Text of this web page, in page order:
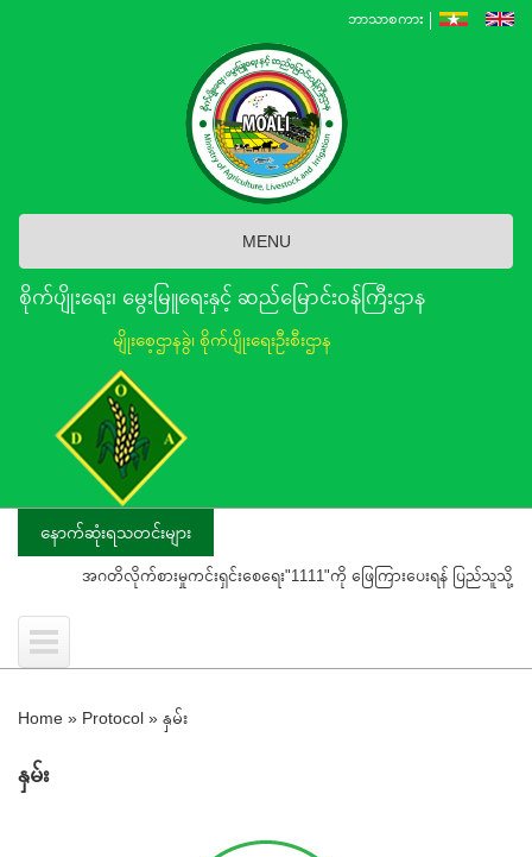
ဘာသာစကား
MENU
စိုက်ပျိုးရေး၊ မွေးမြူရေးနှင့် ဆည်မြောင်း၀န်ကြီးဌာန
မျိုးစေ့ဌာနခွဲ၊ စိုက်ပျိုးရေးဦးစီးဌာန
နောက်ဆုံးရသတင်းများ
အဂတိလိုက်စားမှုကင်းရှင်းစေရေး"1111"ကို ဖြေကြားပေးရန် ပြည်သူသို့ သတိပေးနှိုးဆ
Home » Protocol » နှမ်း
နှမ်း